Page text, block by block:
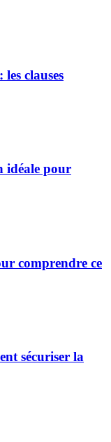
clauses
idéale pour
comprendre ce
sécuriser la